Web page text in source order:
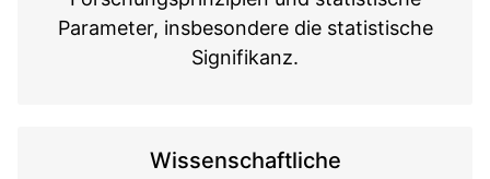
Parameter, insbesondere die statistische
Signifikanz.
Wissenschaftliche